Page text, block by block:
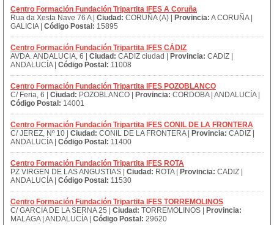
Centro Formación Fundación Tripartita IFES A Coruña
Rua da Xesta Nave 76 A | Ciudad: CORUÑA (A) | Provincia: A CORUÑA |
GALICIA | Código Postal: 15895
Centro Formación Fundación Tripartita IFES CÁDIZ
AVDA. ANDALUCIA, 6 | Ciudad: CADIZ ciudad | Provincia: CADIZ |
ANDALUCÍA | Código Postal: 11008
Centro Formación Fundación Tripartita IFES POZOBLANCO
C/ Feria, 6 | Ciudad: POZOBLANCO | Provincia: CORDOBA | ANDALUCÍA |
Código Postal: 14001
Centro Formación Fundación Tripartita IFES CONIL DE LA FRONTERA
C/ JEREZ, Nº 10 | Ciudad: CONIL DE LA FRONTERA | Provincia: CADIZ |
ANDALUCÍA | Código Postal: 11400
Centro Formación Fundación Tripartita IFES ROTA
PZ VIRGEN DE LAS ANGUSTIAS | Ciudad: ROTA | Provincia: CADIZ |
ANDALUCÍA | Código Postal: 11530
Centro Formación Fundación Tripartita IFES TORREMOLINOS
C/ GARCIA DE LA SERNA 25 | Ciudad: TORREMOLINOS |
Provincia:
MALAGA | ANDALUCÍA | Código Postal: 29620